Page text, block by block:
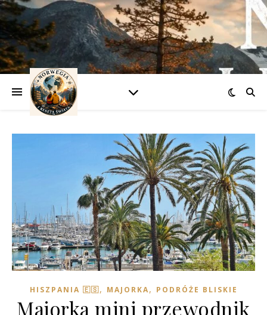
HISZPANIA 🇪🇸, MAJORKA, PODRÓŻE BLISKIE
Majorka mini przewodnik